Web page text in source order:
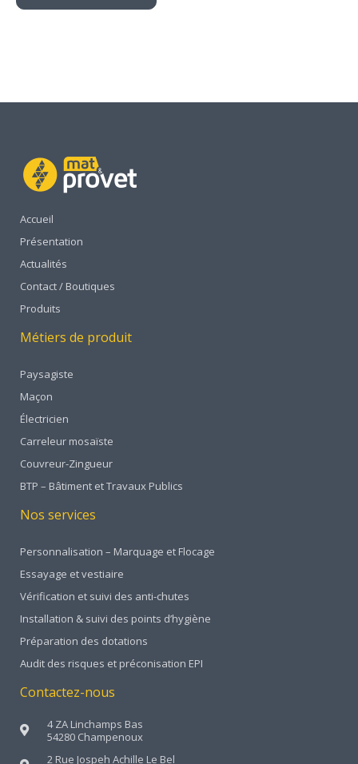
Accueil
Présentation
Actualités
Contact / Boutiques
Produits
Métiers de produit
Paysagiste
Maçon
Électricien
Carreleur mosaïste
Couvreur-Zingueur
BTP – Bâtiment et Travaux Publics
Nos services
Personnalisation – Marquage et Flocage
Essayage et vestiaire
Vérification et suivi des anti-chutes
Installation & suivi des points d’hygiène
Préparation des dotations
Audit des risques et préconisation EPI
Contactez-nous
4 ZA Linchamps Bas
54280 Champenoux
2 Rue Jospeh Achille Le Bel